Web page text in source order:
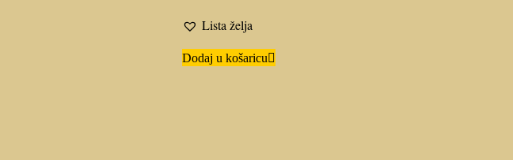
Lista želja
Dodaj u košaricu